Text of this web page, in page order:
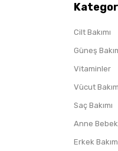
Cilt Bakımı
Güneş
Vitaminler
Vücut
Saç Bakımı
Anne Bebek
Erkek